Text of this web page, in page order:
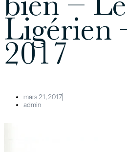
Ligérien
2017
mars 21, 2017
admin